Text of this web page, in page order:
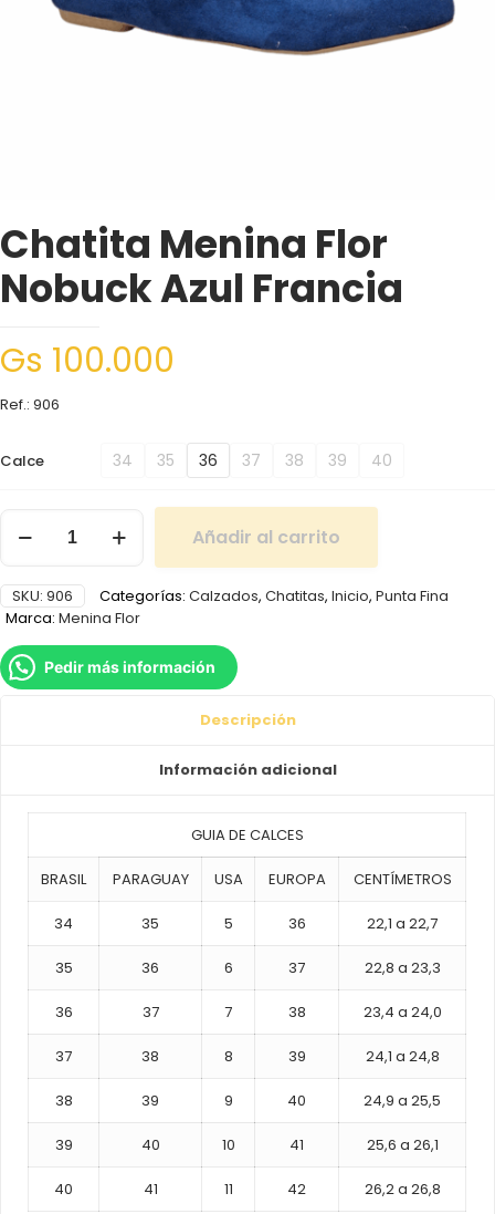
Chatita Menina Flor
Nobuck Azul Francia
Gs 100.000
Ref.: 906
Calce 34 35 36 37 38 39 40
Añadir al carrito
SKU: 906 Categorías: Calzados, Chatitas, Inicio, Punta Fina
Marca: Menina Flor
Pedir más información
Descripción
Información adicional
GUIA DE CALCES
BRASIL PARAGUAY USA EUROPA CENTÍMETROS
34 35 5 36 22,1 a 22,7
35 36 6 37 22,8 a 23,3
36 37 7 38 23,4 a 24,0
37 38 8 39 24,1 a 24,8
38 39 9 40 24,9 a 25,5
39 40 10 41 25,6 a 26,1
40 41 11 42 26,2 a 26,8